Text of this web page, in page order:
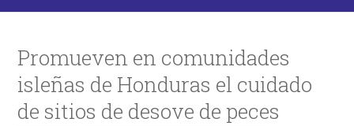
Promueven en comunidades
isleñas de Honduras el cuidado
de sitios de desove de peces